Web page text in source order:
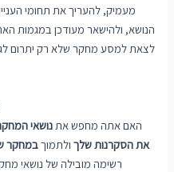
מעמיק, להעריך את תחומי
הנושא, ולהישאר מעודכן במגמות
לצאת למסע מחקר שלא רק יתרום
האם אתה מחפש את נושאי
את הסקרנות שלךולתמוךבמחקר
רשימה מובילה של נושאי